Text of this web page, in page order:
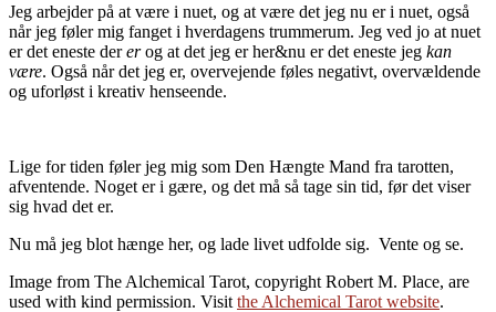
Jeg arbejder på at være i nuet, og at være det jeg nu er i nuet, også
når jeg føler mig fanget i hverdagens trummerum. Jeg ved jo at nuet
er det eneste dererog at det jeg er her&nu er det eneste jeg kan
være. Også når det jeg er, overvejende føles negativt, overvældende
og uforløst i kreativ henseende.
Lige for tiden føler jeg mig som Den Hængte Mand fra tarotten,
afventende. Noget er i gære, og det må så tage sin tid, før det viser
sig hvad det er.
Nu må jeg blot hænge her, og lade livet udfolde sig. Vente og se.
Image from The Alchemical Tarot, copyright Robert M. Place, are
used with kind permission. Visit the Alchemical Tarot website.